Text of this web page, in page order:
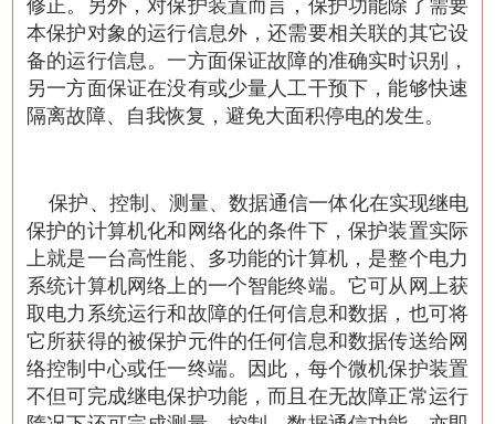
修正。另外，对保护装置而言，保护功能除了需要
本保护对象的运行信息外，还需要相关联的其它设
备的运行信息。一方面保证故障的准确实时识别，
另一方面保证在没有或少量人工干预下，能够快速
隔离故障、自我恢复，避免大面积停电的发生。
保护、控制、测量、数据通信一体化在实现继电
保护的计算机化和网络化的条件下，保护装置实际
上就是一台高性能、多功能的计算机，是整个电力
系统计算机网络上的一个智能终端。它可从网上获
取电力系统运行和故障的任何信息和数据，也可将
它所获得的被保护元件的任何信息和数据传送给网
络控制中心或任一终端。因此，每个微机保护装置
不但可完成继电保护功能，而且在无故障正常运行